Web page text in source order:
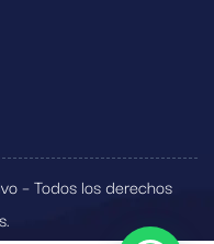
– Todos los derechos